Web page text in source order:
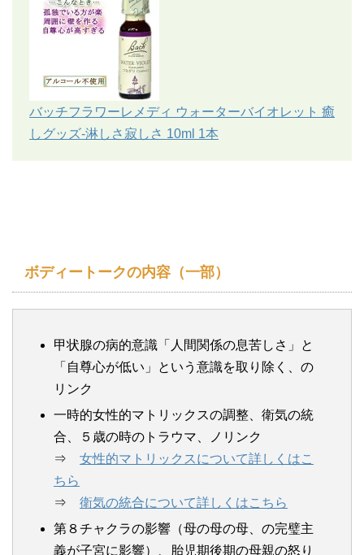
バッチフラワーレメディ ウォーターバイオレット 癒
しグッズ-淋しさ寂しさ 10ml 1本
ボディートークの内容（一部）
甲状腺の病的意識「人間関係の息苦しさ」と
「自尊心が低い」という意識を取り除く、の
リンク
一時的女性的マトリックスの調整、衛気の統
合、５歳の時のトラウマ、ノリンク
⇒ 女性的マトリックスについて詳しくはこ
ちら
⇒ 衛気の統合について詳しくはこちら
第８チャクラの影響（母の母の母、の完璧主
義が子宮に影響）、胎児期後期の母親の怒り